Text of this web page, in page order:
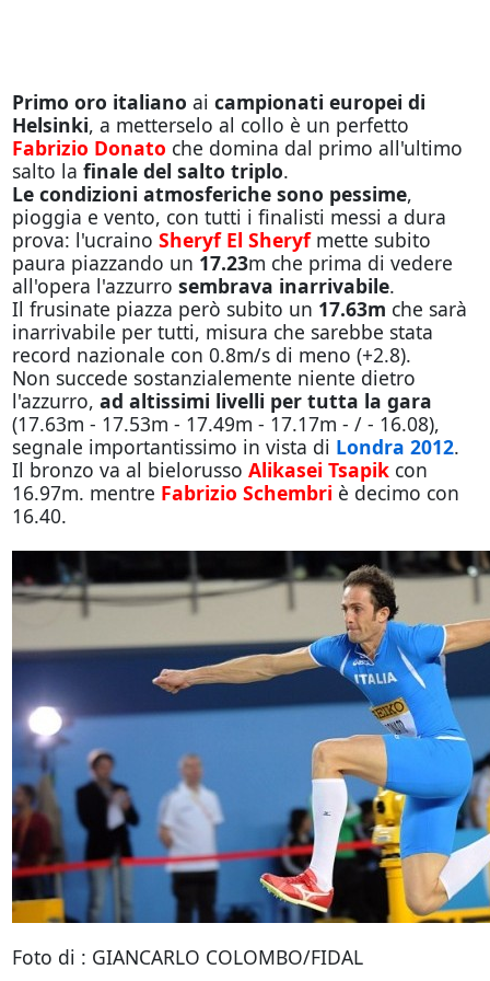
Primo oro italiano ai campionati europei di
Helsinki, a metterselo al collo è un perfetto
Fabrizio Donato che domina dal primo all'ultimo
salto la finale del salto triplo.
Le condizioni atmosferiche sono pessime,
pioggia e vento, con tutti i finalisti messi a dura
prova: l'ucraino Sheryf El Sheryf mette subito
paura piazzando un 17.23m che prima di vedere
all'opera l'azzurro sembrava inarrivabile.
Il frusinate piazza però subito un 17.63m che sarà
inarrivabile per tutti, misura che sarebbe stata
record nazionale con 0.8m/s di meno (+2.8).
Non succede sostanzialemente niente dietro
l'azzurro, ad altissimi livelli per tutta la gara
(17.63m - 17.53m - 17.49m - 17.17m - / - 16.08),
segnale importantissimo in vista di Londra 2012.
Il bronzo va al bielorusso Alikasei Tsapikcon
16.97m. mentre Fabrizio Schembri è decimo con
16.40.
Foto di : GIANCARLO COLOMBO/FIDAL